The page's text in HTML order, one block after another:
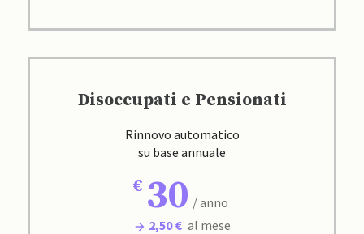
Disoccupati e Pensionati
Rinnovo automatico
su base annuale
30 / anno
2,50 € al mese